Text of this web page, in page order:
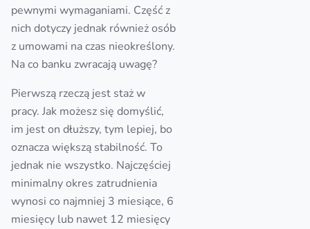
pewnymi wymaganiami. Część z
nich dotyczy jednak również osób
z umowami na czas nieokreślony.
Na co banku zwracają uwagę?
Pierwszą rzeczą jest staż w
pracy. Jak możesz się domyślić,
im jest on dłuższy, tym lepiej, bo
oznacza większą stabilność. To
jednak nie wszystko. Najczęściej
minimalny okres zatrudnienia
wynosi co najmniej 3 miesiące, 6
miesięcy lub nawet 12 miesięcy